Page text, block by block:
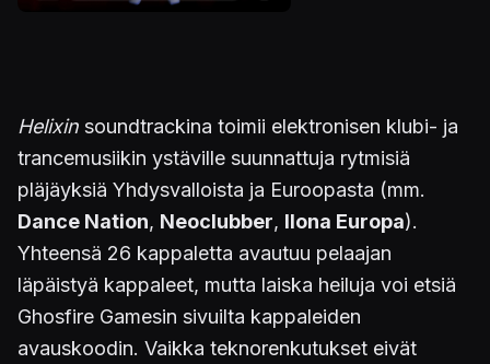
Helixin soundtrackina toimii elektronisen klubi- ja
trancemusiikin ystäville suunnattuja rytmisiä
pläjäyksiä Yhdysvalloista ja Euroopasta (mm.
Dance Nation, Neoclubber, Ilona Europa).
Yhteensä 26 kappaletta avautuu pelaajan
läpäistyä kappaleet, mutta laiska heiluja voi etsiä
Ghosfire Gamesin sivuilta kappaleiden
avauskoodin. Vaikka teknorenkutukset eivät